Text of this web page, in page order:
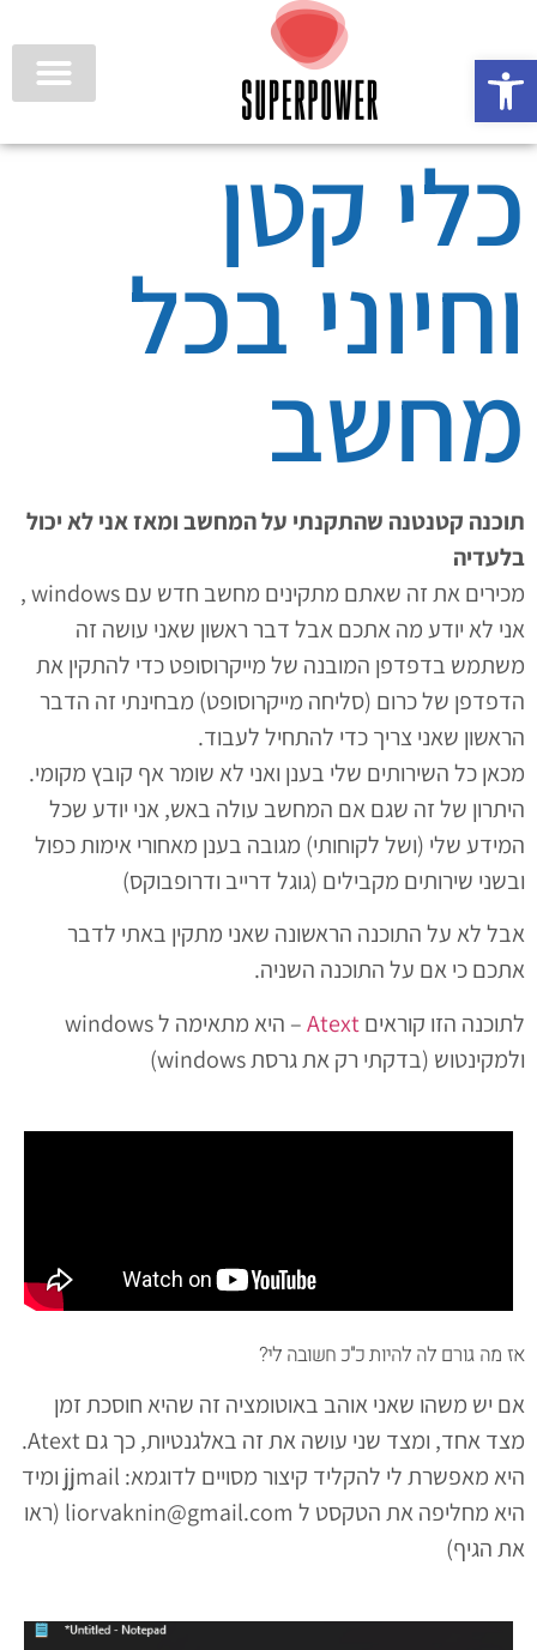
פתח סרגל נגישות
כלי קטן
וחיוני בכל
מחשב
תוכנה קטנטנה שהתקנתי על המחשב ומאז אני לא יכול
בלעדיה
מכירים את זה שאתם מתקינים מחשב חדש עם windows ,
אני לא יודע מה אתכם אבל דבר ראשון שאני עושה זה
משתמש בדפדפן המובנה של מייקרוסופט כדי להתקין את
הדפדפן של כרום (סליחה מייקרוסופט) מבחינתי זה הדבר
הראשון שאני צריך כדי להתחיל לעבוד.
מכאן כל השירותים שלי בענן ואני לא שומר אף קובץ מקומי.
היתרון של זה שגם אם המחשב עולה באש, אני יודע שכל
המידע שלי (ושל לקוחותי) מגובה בענן מאחורי אימות כפול
ובשני שירותים מקבילים (גוגל דרייב ודרופבוקס)
אבל לא על התוכנה הראשונה שאני מתקין באתי לדבר
אתכם כי אם על התוכנה השניה.
לתוכנה הזו קוראיםAtext
– היא מתאימה ל windows
ולמקינטוש (בדקתי רק את גרסת windows)
אז מה גורם לה להיות כ"כ חשובה לי?
אם יש משהו שאני אוהב באוטומציה זה שהיא חוסכת זמן
מצד אחד, ומצד שני עושה את זה באלגנטיות, כך גם Atext.
היא מאפשרת לי להקליד קיצור מסויים לדוגמא: jjmail ומיד
היא מחליפה את הטקסט ל liorvaknin@gmail.com (ראו
את הגיף)